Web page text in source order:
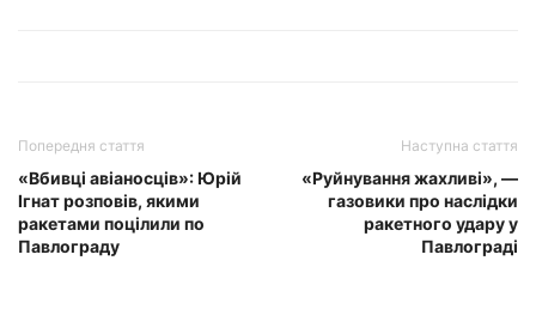
Попередня стаття
«Вбивці авіаносців»: Юрій
Ігнат розповів, якими
ракетами поцілили по
Павлограду
Наступна стаття
«Руйнування жахливі», —
газовики про наслідки
ракетного удару у
Павлограді